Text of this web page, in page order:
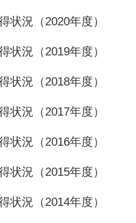
状況（2020年度）
状況（2019年度）
状況（2018年度）
状況（2017年度）
状況（2016年度）
状況（2015年度）
状況（2014年度）